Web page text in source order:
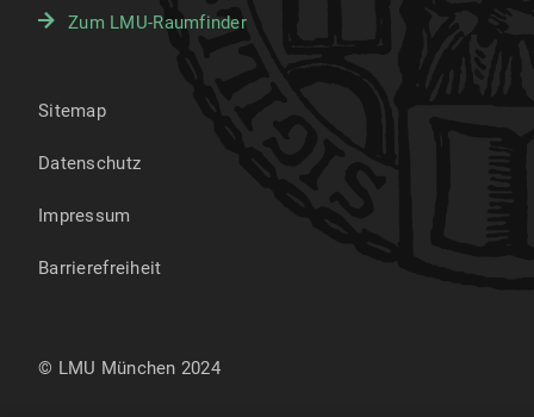
Zum LMU-Raumfinder
Sitemap
Datenschutz
Impressum
Barrierefreiheit
© LMU München 2024